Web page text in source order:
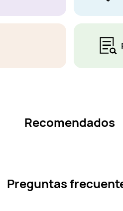
Recomendados
Preguntas